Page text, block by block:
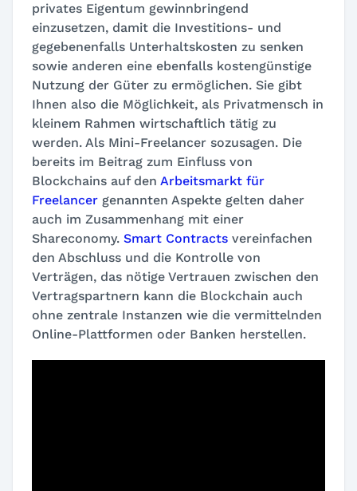
privates Eigentum gewinnbringend
einzusetzen, damit die Investitions- und
gegebenenfalls Unterhaltskosten zu senken
sowie anderen eine ebenfalls kostengünstige
Nutzung der Güter zu ermöglichen. Sie gibt
Ihnen also die Möglichkeit, als Privatmensch in
kleinem Rahmen wirtschaftlich tätig zu
werden. Als Mini-Freelancer sozusagen. Die
bereits im Beitrag zum Einfluss von
Blockchains auf den Arbeitsmarkt für
Freelancer genannten Aspekte gelten daher
auch im Zusammenhang mit einer
Shareconomy. Smart Contracts vereinfachen
den Abschluss und die Kontrolle von
Verträgen, das nötige Vertrauen zwischen den
Vertragspartnern kann die Blockchain auch
ohne zentrale Instanzen wie die vermittelnden
Online-Plattformen oder Banken herstellen.